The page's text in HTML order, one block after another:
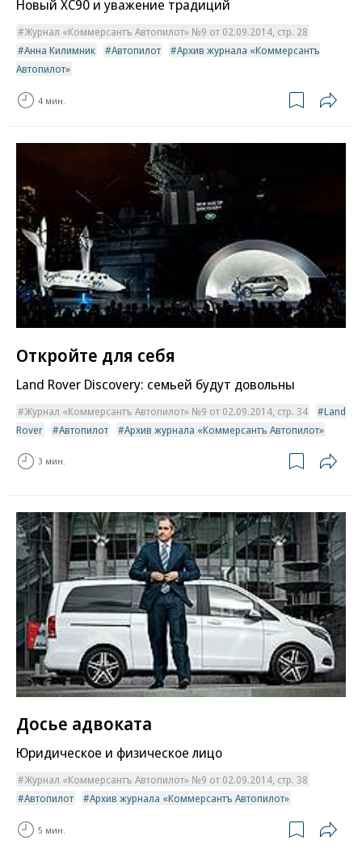
Новый XC90 и уважение традиций
Журнал «Коммерсантъ Автопилот» №9 от 02.09.2014, стр. 28
Анна Килимник
Автопилот
Архив журнала «Коммерсантъ
Автопилот»
4 мин.
Откройте для себя
Land Rover Discovery: семьей будут довольны
Журнал «Коммерсантъ Автопилот» №9 от 02.09.2014, стр. 34
Land
Rover
Автопилот Архив журнала «Коммерсантъ Автопилот»
3 мин.
Досье адвоката
Юридическое и физическое лицо
Журнал «Коммерсантъ Автопилот» №9 от 02.09.2014, стр. 38
Автопилот
Архив журнала «Коммерсантъ Автопилот»
5 мин.